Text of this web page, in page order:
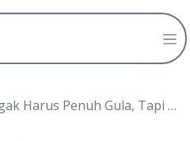
Penuh Gula, Tapi Penuh Prestasi! ✨🏆